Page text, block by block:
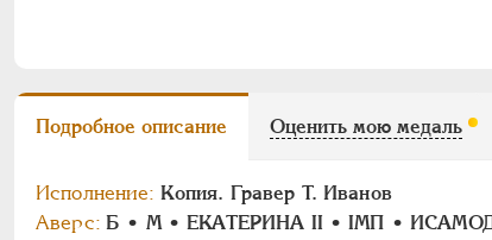
Подробное описание Оценить мою медаль
Исполнение: Копия. Гравер T. Иванов
Аверс: Б • М • ЕКАТЕРИНА II • IМП •